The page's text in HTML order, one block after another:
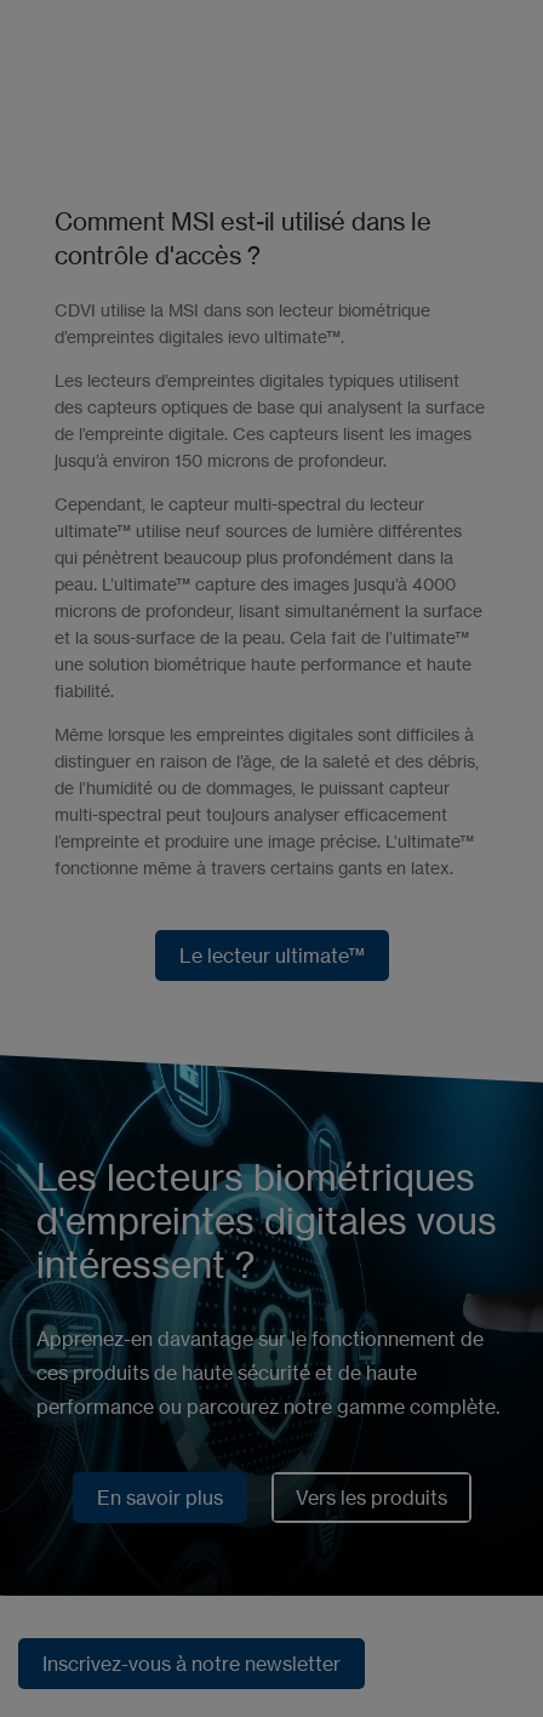
Comment MSI est-il utilisé dans le
contrôle d'accès ?
CDVI utilise la MSI dans son lecteur biométrique
d’empreintes digitales ievo ultimate™.
Les lecteurs d’empreintes digitales typiques utilisent
des capteurs optiques de base qui analysent la surface
de l’empreinte digitale. Ces capteurs lisent les images
jusqu’à environ 150 microns de profondeur.
Cependant, le capteur multi-spectral du lecteur
ultimate™ utilise neuf sources de lumière différentes
qui pénètrent beaucoup plus profondément dans la
peau. L’ultimate™ capture des images jusqu’à 4000
microns de profondeur, lisant simultanément la surface
et la sous-surface de la peau. Cela fait de l’ultimate™
une solution biométrique haute performance et haute
fiabilité.
Même lorsque les empreintes digitales sont difficiles à
distinguer en raison de l’âge, de la saleté et des débris,
de l’humidité ou de dommages, le puissant capteur
multi-spectral peut toujours analyser efficacement
l’empreinte et produire une image précise. L’ultimate™
fonctionne même à travers certains gants en latex.
Le lecteur ultimate™
Les lecteurs biométriques
d'empreintes digitales vous
intéressent ?
Apprenez-en davantage sur le fonctionnement de
ces produits de haute sécurité et de haute
performance ou parcourez notre gamme complète.
En savoir plus Vers les produits
Inscrivez-vous à notre newsletter